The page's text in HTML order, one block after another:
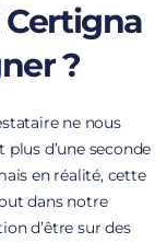
?
ne nous
d’une seconde
en réalité, cette
dans notre
d’être sur des